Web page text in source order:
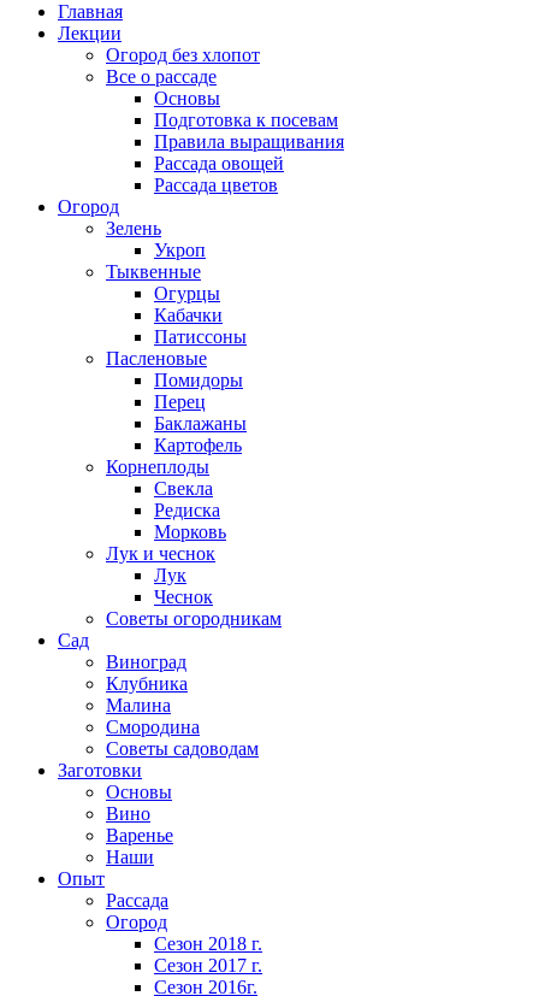
Главная
Лекции
Огород без хлопот
Все о рассаде
Основы
Подготовка к посевам
Правила выращивания
Рассада овощей
Рассада цветов
Огород
Зелень
Укроп
Тыквенные
Огурцы
Кабачки
Патиссоны
Пасленовые
Помидоры
Перец
Баклажаны
Картофель
Корнеплоды
Свекла
Редиска
Морковь
Лук и чеснок
Лук
Чеснок
Советы огородникам
Сад
Виноград
Клубника
Малина
Смородина
Советы садоводам
Заготовки
Основы
Вино
Варенье
Наши
Опыт
Рассада
Огород
Сезон 2018 г.
Сезон 2017 г.
Сезон 2016г.